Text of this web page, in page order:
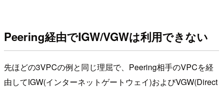
Peering経由でIGW/VGWは利用できない
先ほどの3VPCの例と同じ理屈で、Peering相手のVPCを経
由してIGW(インターネットゲートウェイ)およびVGW(Direct